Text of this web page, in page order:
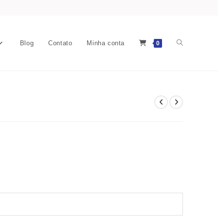
Blog Contato Minha conta 0